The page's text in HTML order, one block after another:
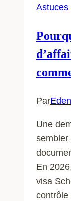
Astuces
ParEden
Une
sembler
En
visa
contrôle